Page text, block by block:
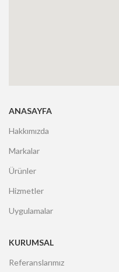
ANASAYFA
Hakkımızda
Markalar
Ürünler
Hizmetler
Uygulamalar
KURUMSAL
Referanslarımız